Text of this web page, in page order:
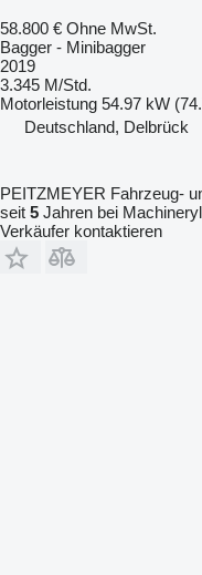
58.800 € Ohne MwSt.
Bagger - Minibagger
2019
3.345 M/Std.
Motorleistung 54.97 kW
Deutschland, Delbrück
PEITZMEYER Fahrzeug-
seit 5 Jahren bei
Verkäufer kontaktieren